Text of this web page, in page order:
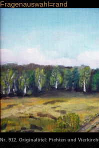
Fragenauswahl=rand
Nr. 912. Originaltitel: Fichten und